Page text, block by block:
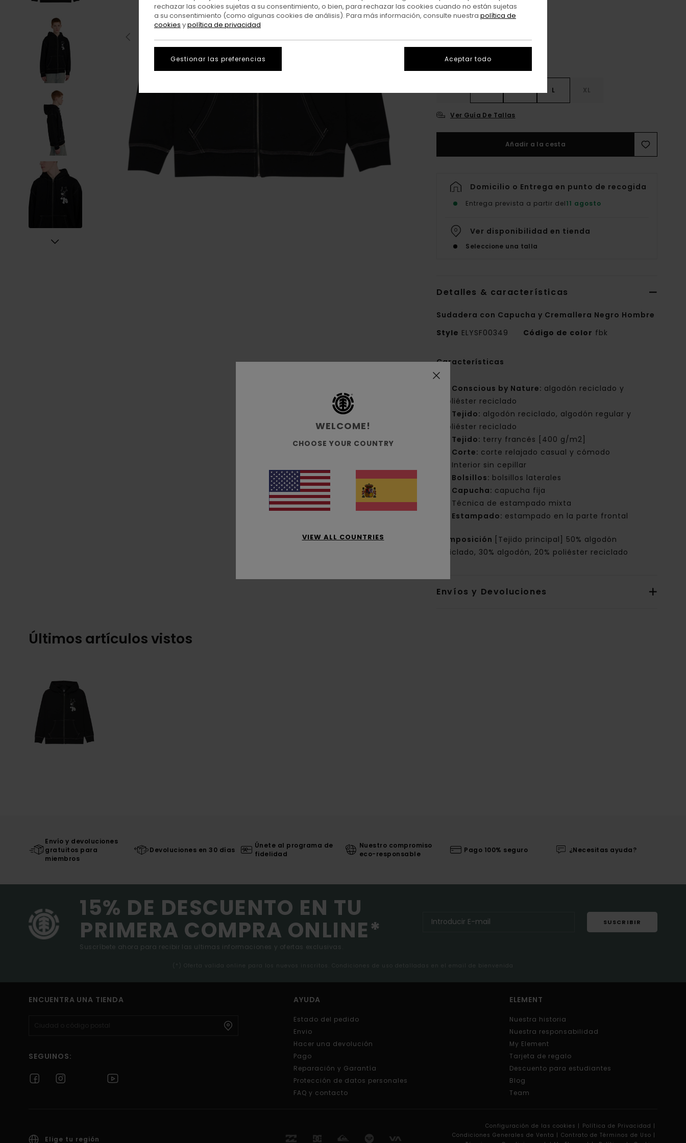
ColorFlint Black
L XL
Ver Guía De Tallas
Añadir a la cesta
Domicilio o Entrega en punto de recogida
Entrega prevista a partir del11 agosto
Ver disponibilidad en tienda
Seleccione una talla
Detalles & características
Sudadera con Capucha y Cremallera Negro Hombre
Style ELYSF00349 Código de color fbk
Características
Conscious by Nature: algodón reciclado y
poliéster reciclado
Tejido: algodón reciclado, algodón regular y
poliéster reciclado
Tejido: terry francés [400 g/m2]
Corte: corte relajado casual y cómodo
Interior sin cepillar
Bolsillos: bolsillos laterales
Capucha: capucha fija
Técnica de estampado mixta
Estampado: estampado en la parte frontal
Composición
[Tejido principal] 50% algodón
reciclado, 30% algodón, 20% poliéster reciclado
Envíos y Devoluciones
Últimos artículos vistos
Envío y devoluciones
gratuitos para
miembros
Devoluciones en 30 días
Únete al programa de
fidelidad
Nuestro compromiso
eco-responsable
Pago 100% seguro ¿Necesitas ayuda?
15% DE DESCUENTO EN TU
PRIMERA COMPRA ONLINE*
Suscríbete ahora para recibir las ultimas informaciones y ofertas exclusivas.
SUSCRIBIR
(*) Oferta valida online para los nuevos inscritos. Condiciones de uso detalladas en el email de bienvenida
ENCUENTRA UNA TIENDA
SEGUINOS:
AYUDA
Estado del pedido
Envio
Hacer una devolución
Pago
Reparación y Garantía
Protección de datos personales
FAQ y contacto
ELEMENT
Nuestra historia
Nuestra responsabilidad
My Element
Tarjeta de regalo
Descuento para estudiantes
Blog
Team
Elige tu región
Configuración de las cookies | Política de Privacidad |
Condiciones Generales de Venta | Contrato de Términos de Uso |
WELCOME!
CHOOSE YOUR COUNTRY
VIEW ALL COUNTRIES
rechazar las cookies sujetas a su consentimiento, o bien, para rechazar las cookies cuando no están sujetas
a su consentimiento (como algunas cookies de análisis). Para más información, consulte nuestra política de
cookies ypolítica de privacidad
Gestionar las preferencias Aceptar todo